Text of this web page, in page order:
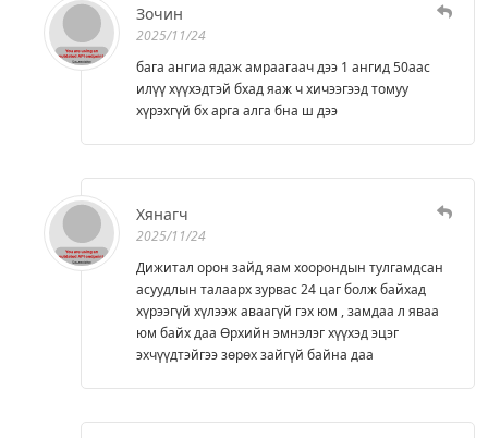
Зочин
2025/11/24
бага ангиа ядаж амраагаач дээ 1 ангид 50аас
илүү хүүхэдтэй бхад яаж ч хичээгээд томуу
хүрэхгүй бх арга алга бна ш дээ
Хянагч
2025/11/24
Дижитал орон зайд яам хоорондын тулгамдсан
асуудлын талаарх зурвас 24 цаг болж байхад
хүрээгүй хүлээж аваагүй гэх юм , замдаа л яваа
юм байх даа Өрхийн эмнэлэг хүүхэд эцэг
эхчүүдтэйгээ зөрөх зайгүй байна даа